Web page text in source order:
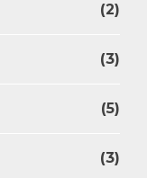
(2)
(3)
(5)
(3)